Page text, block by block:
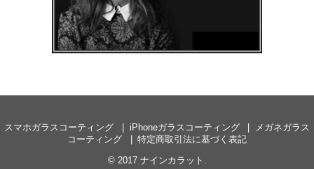
スマホガラスコーティング iPhoneガラスコーティング
メガネガラス
コーティング
特定商取引法に基づく表記
© 2017 ナインカラット